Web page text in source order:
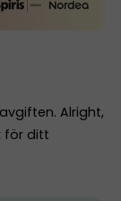
Alright,
för ditt